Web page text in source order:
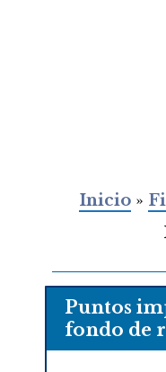
Inicio »
Puntos
fondo de